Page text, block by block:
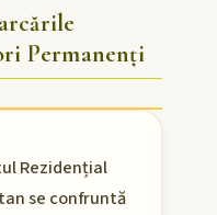
Permanenți
Rezidențial
se confruntă